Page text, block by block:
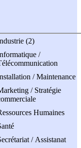
(2)
/
/ Maintenance
/ Stratégie
Humaines
/ Assistanat